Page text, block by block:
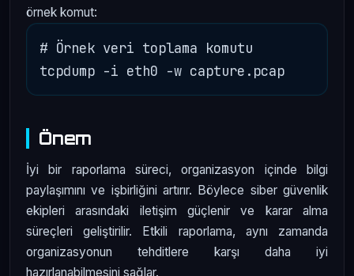
örnek komut:
# Örnek veri toplama komutu
Önem
İyi bir raporlama süreci, organizasyon içinde bilgi
paylaşımını ve işbirliğini artırır. Böylece siber güvenlik
ekipleri arasındaki iletişim güçlenir ve karar alma
süreçleri geliştirilir. Etkili raporlama, aynı zamanda
organizasyonun tehditlere karşı daha iyi
hazırlanabilmesini sağlar.